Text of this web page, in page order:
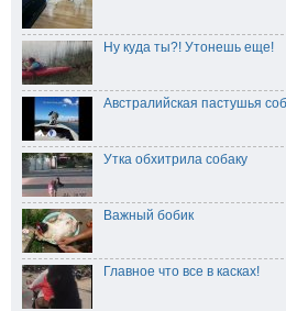
Ну куда ты?! Утонешь еще!
Австралийская пастушья
Утка обхитрила собаку
Важный бобик
Главное что все в касках!